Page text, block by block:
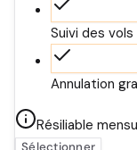
Suivi des vols
Annulation
Résiliable